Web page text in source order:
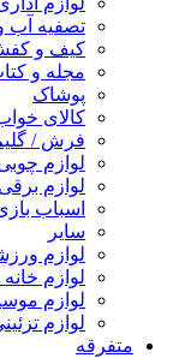
تصفیه آب و
کیف و
مجله و
پوشاک
کالای
فرش /
لوازم
لوازم
اسباب
سایر
لوازم
لوازم
لوازم
لوازم
متفرقه